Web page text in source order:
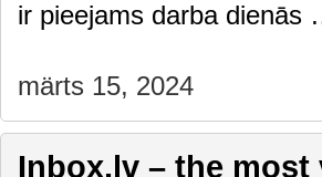
ir pieejams darba dienās
märts 15, 2024
Inbox.lv – the